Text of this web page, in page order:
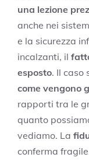
una lezione
anche nei
e la sicurezza
incalzanti, il
esposto. Il caso
come vengono
rapporti tra le
quanto
vediamo. La
conferma